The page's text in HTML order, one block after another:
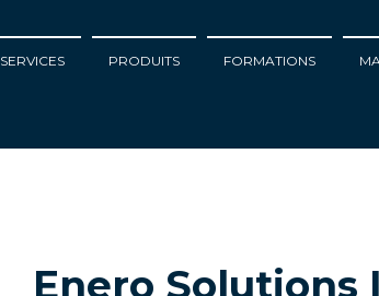
SERVICES PRODUITS FORMATIONS
Enero Solutions